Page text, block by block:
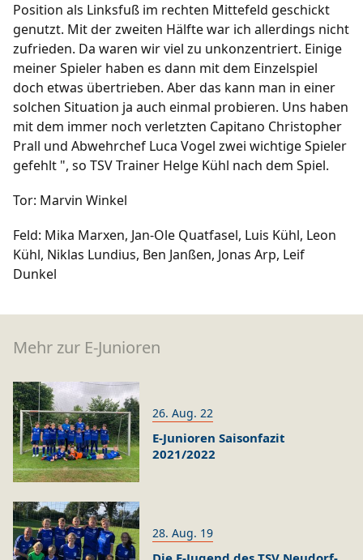
Position als Linksfuß im rechten Mittefeld geschickt
genutzt. Mit der zweiten Hälfte war ich allerdings nicht
zufrieden. Da waren wir viel zu unkonzentriert. Einige
meiner Spieler haben es dann mit dem Einzelspiel
doch etwas übertrieben. Aber das kann man in einer
solchen Situation ja auch einmal probieren. Uns haben
mit dem immer noch verletzten Capitano Christopher
Prall und Abwehrchef Luca Vogel zwei wichtige Spieler
gefehlt ", so TSV Trainer Helge Kühl nach dem Spiel.
Tor: Marvin Winkel
Feld: Mika Marxen, Jan-Ole Quatfasel, Luis Kühl, Leon
Kühl, Niklas Lundius, Ben Janßen, Jonas Arp, Leif
Dunkel
Mehr zur E-Junioren
26. Aug. 22
E-Junioren Saisonfazit
2021/2022
28. Aug. 19